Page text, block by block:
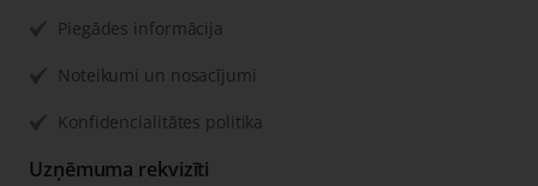
Piegādes informācija
Noteikumi un nosacījumi
Konfidencialitātes politika
Uzņēmuma rekvizīti